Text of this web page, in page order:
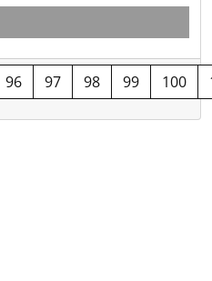
96 97 98 99 100